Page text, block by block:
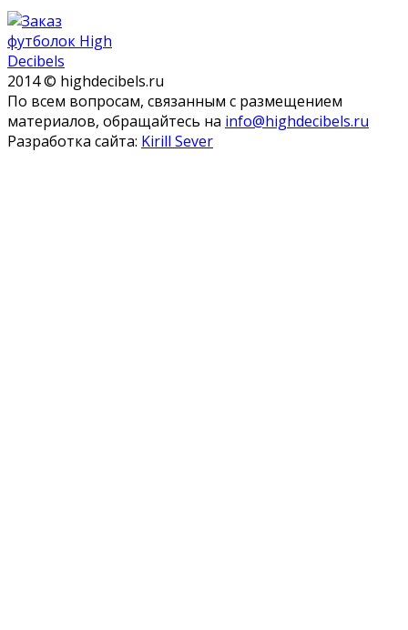
2014 © highdecibels.ru
По всем вопросам, связанным с размещением
материалов, обращайтесь на info@highdecibels.ru
Разработка сайта: Kirill Sever